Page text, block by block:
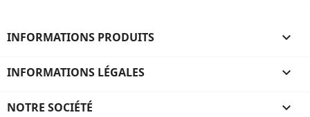
INFORMATIONS PRODUITS 
INFORMATIONS LÉGALES 
NOTRE SOCIÉTÉ 